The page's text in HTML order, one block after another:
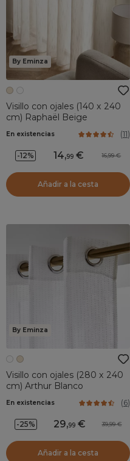
By Eminza
Visillo con ojales (140 x 240
cm) Raphaël Beige
En existencias (11)
-12% 14,99 16,99
Añadir a la cesta
By Eminza
Visillo con ojales (280 x 240
cm) Arthur Blanco
En existencias (6)
-25% 29,99 39,99
Añadir a la cesta